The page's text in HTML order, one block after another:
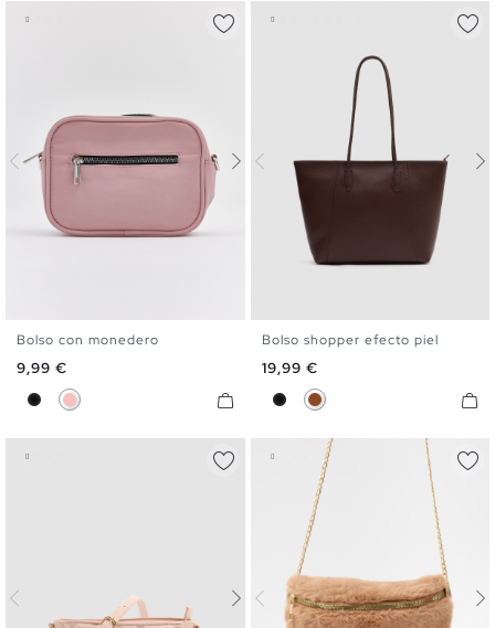
Bolso con monedero
Precio
9,99 €
NegroRosa
Bolso shopper efecto piel
Precio
19,99 €
NegroMarrón